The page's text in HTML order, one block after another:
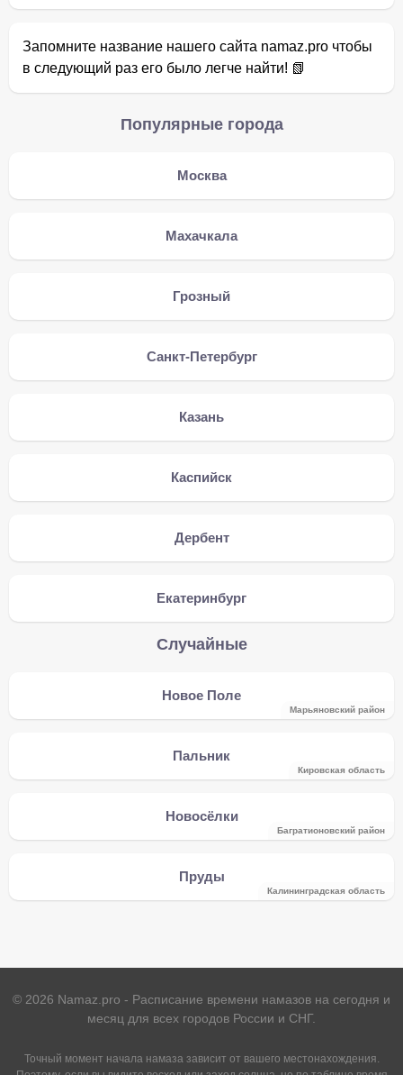
Запомните название нашего сайта namaz.pro чтобы
в следующий раз его было легче найти! 📗
Популярные города
Москва
Махачкала
Грозный
Санкт-Петербург
Казань
Каспийск
Дербент
Екатеринбург
Случайные
Новое Поле
Марьяновский район
Пальник
Кировская область
Новосёлки
Багратионовский район
Пруды
Калининградская область
© 2026 Namaz.pro - Расписание времени намазов на сегодня и
месяц для всех городов России и СНГ.
Точный момент начала намаза зависит от вашего местонахождения.